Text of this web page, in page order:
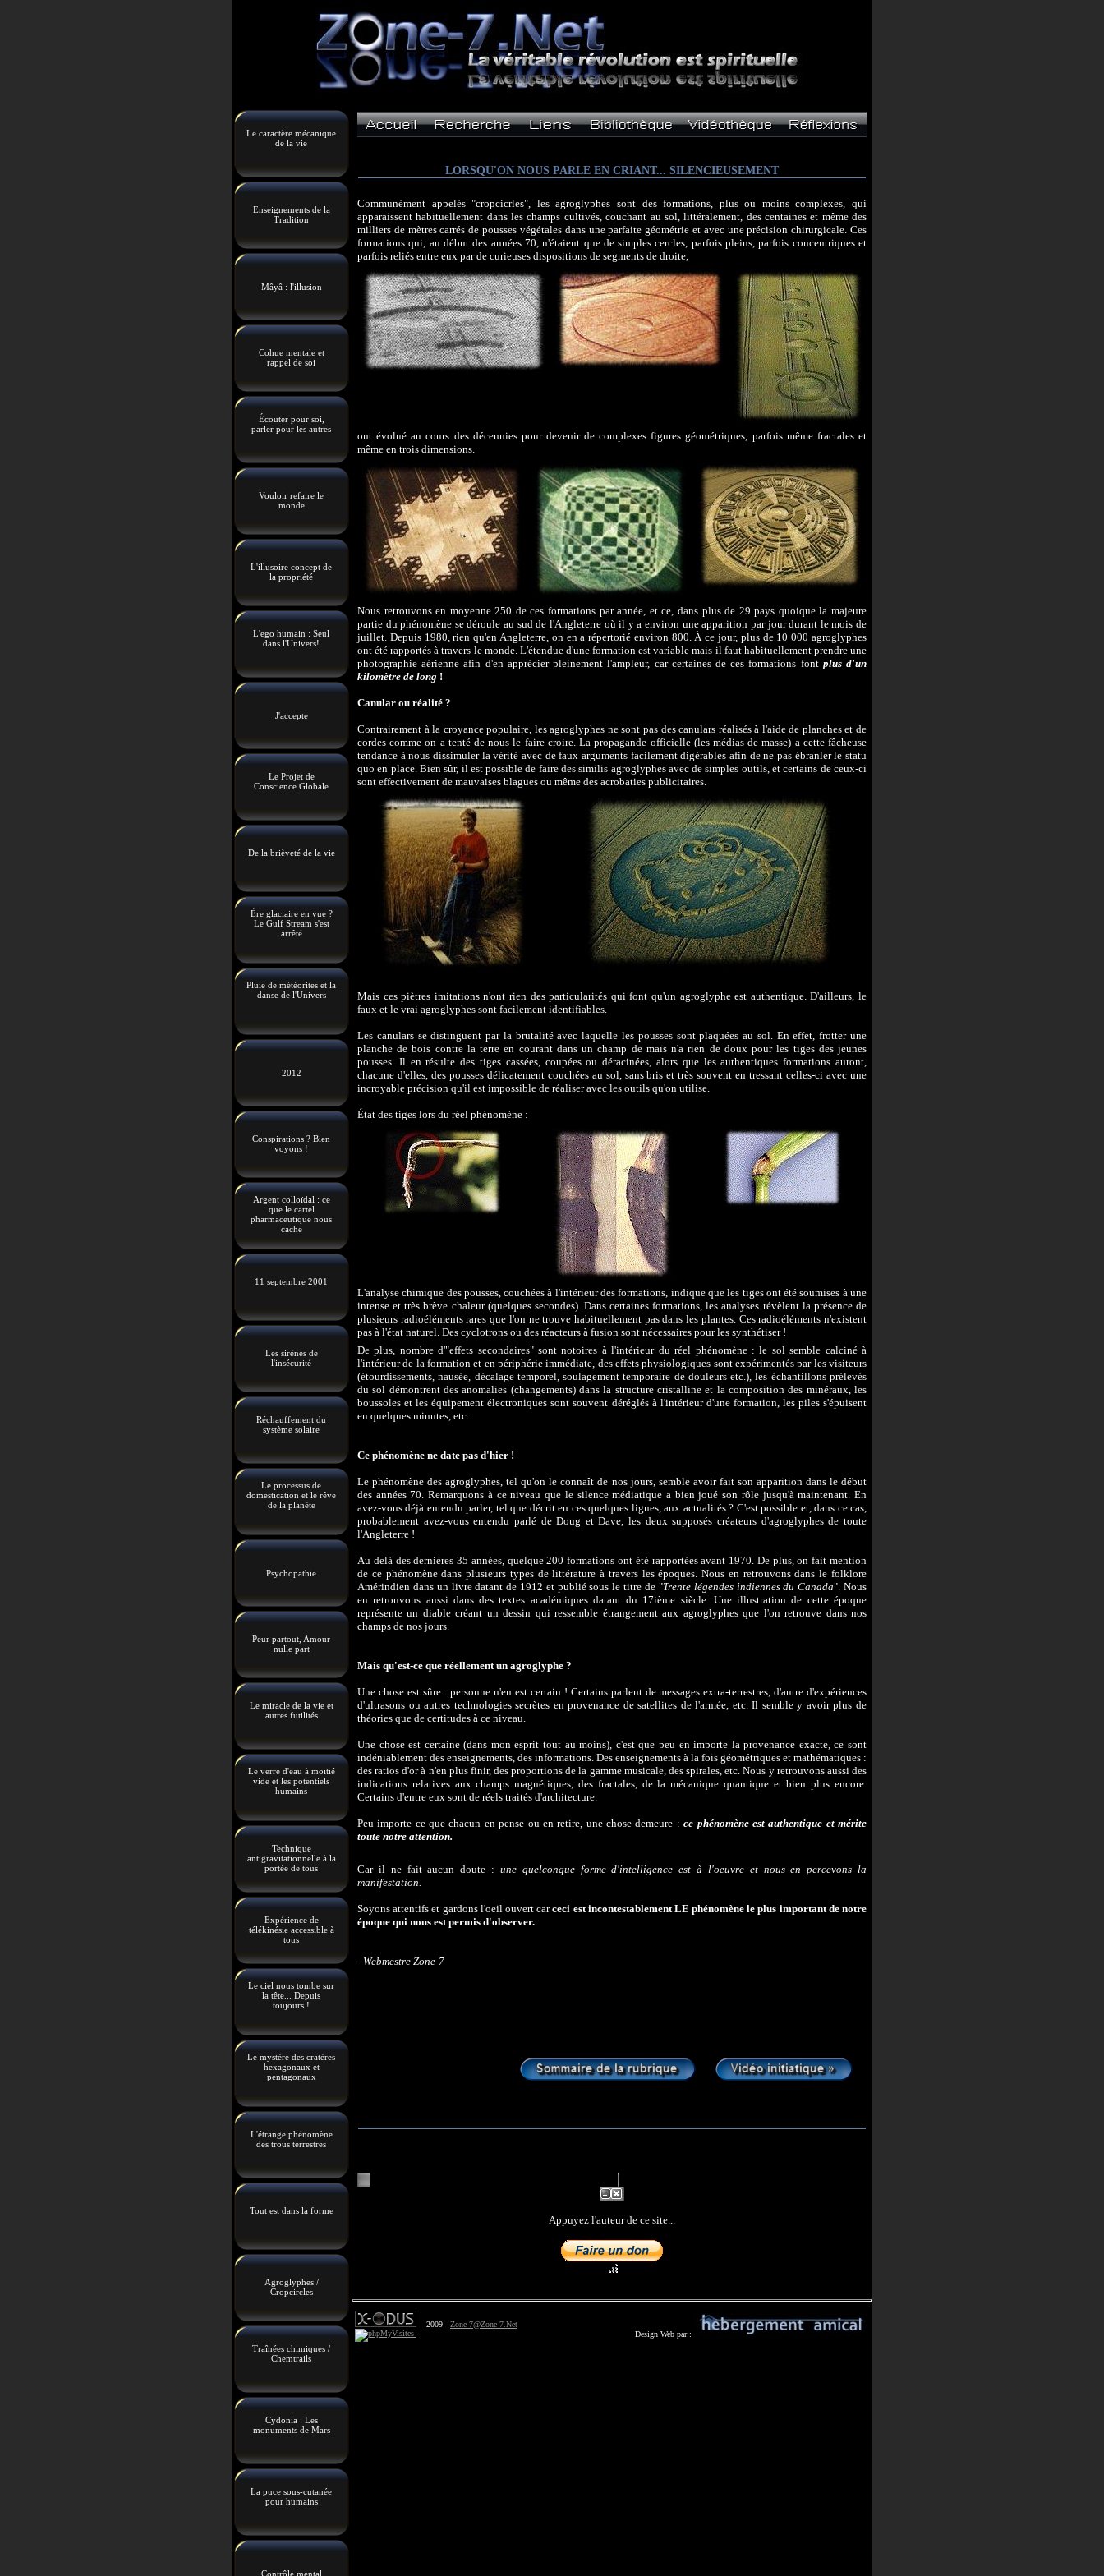
Le caractère mécanique
de la vie
Enseignements de la
Tradition
Mâyâ : l'illusion
Cohue mentale et
rappel de soi
Écouter pour soi,
parler pour les autres
Vouloir refaire le
monde
L'illusoire concept de
la propriété
L'ego humain : Seul
dans l'Univers!
J'accepte
Le Projet de
Conscience Globale
De la brièveté de la vie
Ère glaciaire en vue ?
Le Gulf Stream s'est
arrêté
Pluie de météorites et la
danse de l'Univers
2012
Conspirations ? Bien
voyons !
Argent colloïdal : ce
que le cartel
pharmaceutique nous
cache
11 septembre 2001
Les sirènes de
l'insécurité
Réchauffement du
système solaire
Le processus de
domestication et le rêve
de la planète
Psychopathie
Peur partout, Amour
nulle part
Le miracle de la vie et
autres futilités
Le verre d'eau à moitié
vide et les potentiels
humains
Technique
antigravitationnelle à la
portée de tous
Expérience de
télékinésie accessible à
tous
Le ciel nous tombe sur
la tête... Depuis
toujours !
Le mystère des cratères
hexagonaux et
pentagonaux
L'étrange phénomène
des trous terrestres
Tout est dans la forme
Agroglyphes /
Cropcircles
Traînées chimiques /
Chemtrails
Cydonia : Les
monuments de Mars
La puce sous-cutanée
pour humains
Contrôle mental
LORSQU'ON NOUS PARLE EN CRIANT... SILENCIEUSEMENT
Communément appelés "cropcicrles", les agroglyphes sont des formations, plus ou moins complexes, qui
apparaissent habituellement dans les champs cultivés, couchant au sol, littéralement, des centaines et même des
milliers de mètres carrés de pousses végétales dans une parfaite géométrie et avec une précision chirurgicale. Ces
formations qui, au début des années 70, n'étaient que de simples cercles, parfois pleins, parfois concentriques et
parfois reliés entre eux par de curieuses dispositions de segments de droite,
ont évolué au cours des décennies pour devenir de complexes figures géométriques, parfois même fractales et
même en trois dimensions.
Nous retrouvons en moyenne 250 de ces formations par année, et ce, dans plus de 29 pays quoique la majeure
partie du phénomène se déroule au sud de l'Angleterre où il y a environ une apparition par jour durant le mois de
juillet. Depuis 1980, rien qu'en Angleterre, on en a répertorié environ 800. À ce jour, plus de 10 000 agroglyphes
ont été rapportés à travers le monde. L'étendue d'une formation est variable mais il faut habituellement prendre une
photographie aérienne afin d'en apprécier pleinement l'ampleur, car certaines de ces formations font plus d'un
kilomètre de long !
Canular ou réalité ?
Contrairement à la croyance populaire, les agroglyphes ne sont pas des canulars réalisés à l'aide de planches et de
cordes comme on a tenté de nous le faire croire. La propagande officielle (les médias de masse) a cette fâcheuse
tendance à nous dissimuler la vérité avec de faux arguments facilement digérables afin de ne pas ébranler le statu
quo en place. Bien sûr, il est possible de faire des similis agroglyphes avec de simples outils, et certains de ceux-ci
sont effectivement de mauvaises blagues ou même des acrobaties publicitaires.
Mais ces piètres imitations n'ont rien des particularités qui font qu'un agroglyphe est authentique. D'ailleurs, le
faux et le vrai agroglyphes sont facilement identifiables.
Les canulars se distinguent par la brutalité avec laquelle les pousses sont plaquées au sol. En effet, frotter une
planche de bois contre la terre en courant dans un champ de maïs n'a rien de doux pour les tiges des jeunes
pousses. Il en résulte des tiges cassées, coupées ou déracinées, alors que les authentiques formations auront,
chacune d'elles, des pousses délicatement couchées au sol, sans bris et très souvent en tressant celles-ci avec une
incroyable précision qu'il est impossible de réaliser avec les outils qu'on utilise.
État des tiges lors du réel phénomène :
L'analyse chimique des pousses, couchées à l'intérieur des formations, indique que les tiges ont été soumises à une
intense et très brève chaleur (quelques secondes). Dans certaines formations, les analyses révèlent la présence de
plusieurs radioéléments rares que l'on ne trouve habituellement pas dans les plantes. Ces radioéléments n'existent
pas à l'état naturel. Des cyclotrons ou des réacteurs à fusion sont nécessaires pour les synthétiser !
De plus, nombre d'"effets secondaires" sont notoires à l'intérieur du réel phénomène : le sol semble calciné à
l'intérieur de la formation et en périphérie immédiate, des effets physiologiques sont expérimentés par les visiteurs
(étourdissements, nausée, décalage temporel, soulagement temporaire de douleurs etc.), les échantillons prélevés
du sol démontrent des anomalies (changements) dans la structure cristalline et la composition des minéraux, les
boussoles et les équipement électroniques sont souvent déréglés à l'intérieur d'une formation, les piles s'épuisent
en quelques minutes, etc.
Ce phénomène ne date pas d'hier !
Le phénomène des agroglyphes, tel qu'on le connaît de nos jours, semble avoir fait son apparition dans le début
des années 70. Remarquons à ce niveau que le silence médiatique a bien joué son rôle jusqu'à maintenant. En
avez-vous déjà entendu parler, tel que décrit en ces quelques lignes, aux actualités ? C'est possible et, dans ce cas,
probablement avez-vous entendu parlé de Doug et Dave, les deux supposés créateurs d'agroglyphes de toute
l'Angleterre !
Au delà des dernières 35 années, quelque 200 formations ont été rapportées avant 1970. De plus, on fait mention
de ce phénomène dans plusieurs types de littérature à travers les époques. Nous en retrouvons dans le folklore
Amérindien dans un livre datant de 1912 et publié sous le titre de "Trente légendes indiennes du Canada". Nous
en retrouvons aussi dans des textes académiques datant du 17ième siècle. Une illustration de cette époque
représente un diable créant un dessin qui ressemble étrangement aux agroglyphes que l'on retrouve dans nos
champs de nos jours.
Mais qu'est-ce que réellement un agroglyphe ?
Une chose est sûre : personne n'en est certain ! Certains parlent de messages extra-terrestres, d'autre d'expériences
d'ultrasons ou autres technologies secrètes en provenance de satellites de l'armée, etc. Il semble y avoir plus de
théories que de certitudes à ce niveau.
Une chose est certaine (dans mon esprit tout au moins), c'est que peu en importe la provenance exacte, ce sont
indéniablement des enseignements, des informations. Des enseignements à la fois géométriques et mathématiques :
des ratios d'or à n'en plus finir, des proportions de la gamme musicale, des spirales, etc. Nous y retrouvons aussi des
indications relatives aux champs magnétiques, des fractales, de la mécanique quantique et bien plus encore.
Certains d'entre eux sont de réels traités d'architecture.
Peu importe ce que chacun en pense ou en retire, une chose demeure :ce phénomène est authentique et mérite
toute notre attention.
Car il ne fait aucun doute : une quelconque forme d'intelligence est à l'oeuvre et nous en percevons la
manifestation.
Soyons attentifs et gardons l'oeil ouvert carceci est incontestablement LE phénomène le plus important de notre
époque qui nous est permis d'observer.
- Webmestre Zone-7
Appuyez l'auteur de ce site...
2009 - Zone-7@Zone-7.Net
Design Web par :